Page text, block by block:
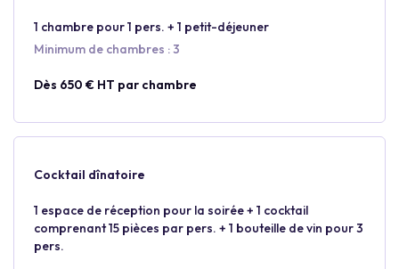
1 chambre pour 1 pers. + 1 petit-déjeuner
Minimum de chambres : 3
Dès 650 € HT par chambre
Cocktail dînatoire
1 espace de réception pour la soirée + 1 cocktail
comprenant 15 pièces par pers. + 1 bouteille de vin pour 3
pers.